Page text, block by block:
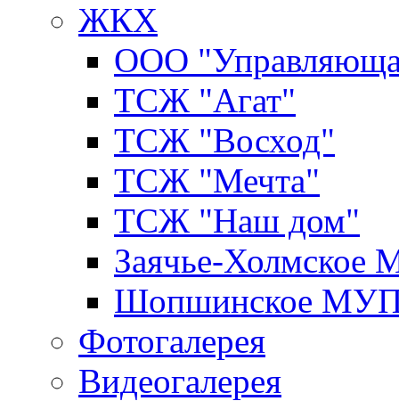
ЖКХ
ООО
ТСЖ "Агат"
ТСЖ "Восход"
ТСЖ "Мечта"
ТСЖ "Наш дом"
Заячье-
Шопшинское
Фотогалерея
Видеогалерея